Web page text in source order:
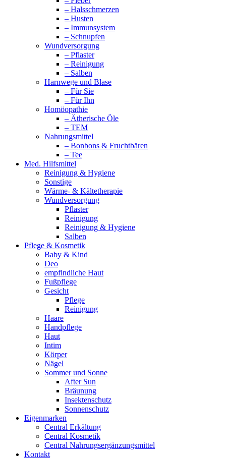
– Halsschmerzen
– Husten
– Immunsystem
– Schnupfen
Wundversorgung
– Pflaster
– Reinigung
– Salben
Harnwege und Blase
– Für Sie
– Für Ihn
Homöopathie
– Ätherische Öle
– TEM
Nahrungsmittel
– Bonbons & Fruchtbären
– Tee
Med. Hilfsmittel
Reinigung & Hygiene
Sonstige
Wärme- & Kältetherapie
Wundversorgung
Pflaster
Reinigung
Reinigung & Hygiene
Salben
Pflege & Kosmetik
Baby & Kind
Deo
empfindliche Haut
Fußpflege
Gesicht
Pflege
Reinigung
Haare
Handpflege
Haut
Intim
Körper
Nägel
Sommer und Sonne
After Sun
Bräunung
Insektenschutz
Sonnenschutz
Eigenmarken
Central Erkältung
Central Kosmetik
Central Nahrungsergänzungsmittel
Kontakt